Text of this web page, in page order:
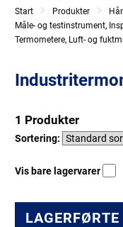
Start Produkter
Måle- og testinstrument,
Termometere, Luft- og
1 Produkter
Sortering:
Vis bare lagervarer